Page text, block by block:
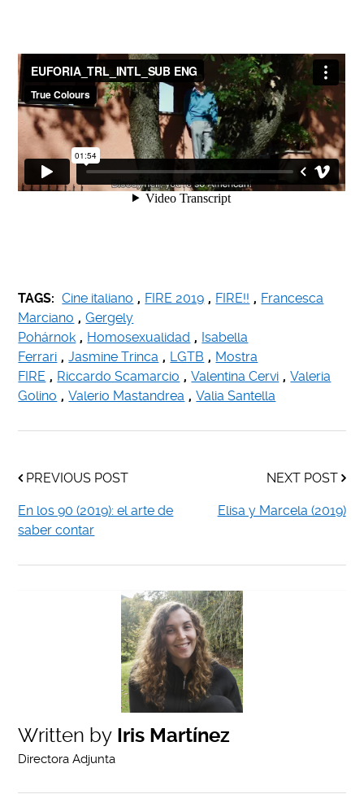
TAGS: Cine italiano , FIRE 2019 , FIRE!! , Francesca
Marciano , Gergely
Pohárnok , Homosexualidad , Isabella
Ferrari , Jasmine Trinca , LGTB , Mostra
FIRE , Riccardo Scamarcio , Valentina Cervi , Valeria
Golino , Valerio Mastandrea , Valia Santella
PREVIOUS POST
En los 90 (2019): el arte de
saber contar
NEXT POST
Elisa y Marcela (2019)
Written by Iris Martínez
Directora Adjunta